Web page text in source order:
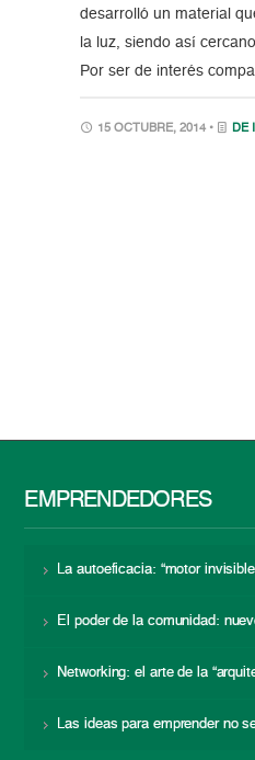
desarrolló un material
la luz, siendo así
Por ser de interés
15 OCTUBRE, 2014 • DE
EMPRENDEDORES
La autoeficacia: “motor
El poder de la comunidad:
Networking: el arte de la
Las ideas para emprender no